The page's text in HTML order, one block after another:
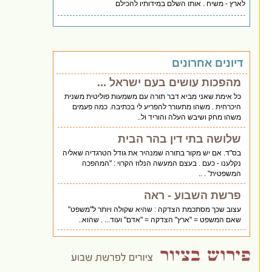
לארץ - משיח . אותו השלם במידותיו להכילם
דיונים אחרונים
מהפכות עושים בעם ישראל ...
כל אימת שאני מביא דבר תורה עם משמעות פוליטית משנית
היכרחית . משהו מתעורר להפריע לי בכתיבה. כמה פעמים
משהו מחק ושיבש העלה והוריד ול..
שלושה בתי דין בהר הבית
בס"ד. אם יש מקור בתורה שמנהיר את גודל הטרגדיה שאליה
נקלענו - כעם . בעצם המעשה הנלוז הקרוי : "המהפכה
המשפטית" . ..
פרשת השבוע - ראה
עצוב שכך מסתכמת הצדקה : שהיא שקולה ויותר ל"משפט"
שאם המשפט = "ארץ" הצדקה = "אדם" ועוד... . שהוא..